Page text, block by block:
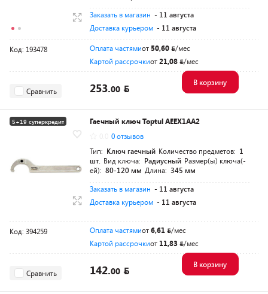
Заказать в магазин - 11 августа
Доставка курьером - 11 августа
Код: 193478 Оплата частямиот 50,60
/мес
Картой рассрочкиот21,08 /мес
Сравнить 253.00
В корзину
5+19 суперкредит
Гаечный ключ Toptul AEEX1AA2
0 отзывов
Тип: Ключ гаечный Количество предметов: 1
шт. Вид ключа: Радиусный Размер(ы) ключа(-
ей): 80-120 мм Длина: 345 мм
Заказать в магазин - 11 августа
Доставка курьером - 11 августа
Код: 394259 Оплата частямиот6,61
/мес
Картой рассрочкиот 11,83 /мес
Сравнить 142.00
В корзину